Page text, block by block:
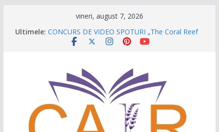
vineri, august 7, 2026
Ultimele:
Festivalul Lavandei a fost despre oameni, emoții
și clipe de neuitat!
CONCURS DE VIDEO SPOTURI „The Coral Reef
acțiune!
Târgul regional „Viitorul e AgriCOOL”
Un capitol se încheie, iar un viitor plin de
oportunități începe!